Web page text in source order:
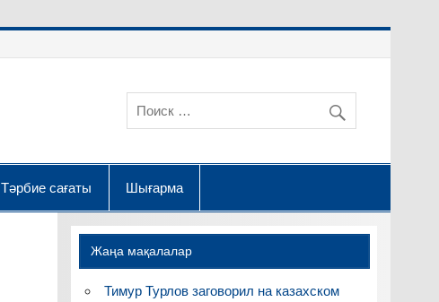
Тәрбие сағаты Шығарма
Жаңа мақалалар
Тимур Турлов заговорил на казахском